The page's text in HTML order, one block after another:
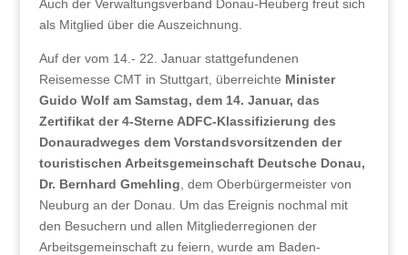
Auch der Verwaltungsverband Donau-Heuberg freut sich
als Mitglied über die Auszeichnung.
Auf der vom 14.- 22. Januar stattgefundenen
Reisemesse CMT in Stuttgart, überreichte Minister
Guido Wolf am Samstag, dem 14. Januar, das
Zertifikat der 4-Sterne ADFC-Klassifizierung des
Donauradweges dem Vorstandsvorsitzenden der
touristischen Arbeitsgemeinschaft Deutsche Donau,
Dr. Bernhard Gmehling , dem Oberbürgermeister von
Neuburg an der Donau. Um das Ereignis nochmal mit
den Besuchern und allen Mitgliederregionen der
Arbeitsgemeinschaft zu feiern, wurde am Baden-